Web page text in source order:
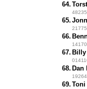
64.
65.
66.
67.
68. Dan
69. Toni